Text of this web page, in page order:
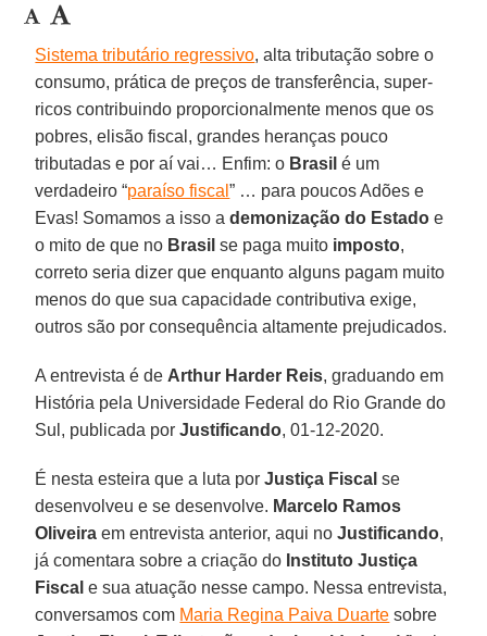
Sistema tributário regressivo, alta tributação sobre o
consumo, prática de preços de transferência, super-
ricos contribuindo proporcionalmente menos que os
pobres, elisão fiscal, grandes heranças pouco
tributadas e por aí vai… Enfim: o Brasil é um
verdadeiro “paraíso fiscal” … para poucos Adões e
Evas! Somamos a isso ademonização do Estado e
o mito de que no Brasil se paga muito imposto,
correto seria dizer que enquanto alguns pagam muito
menos do que sua capacidade contributiva exige,
outros são por consequência altamente prejudicados.
A entrevista é de Arthur Harder Reis, graduando em
História pela Universidade Federal do Rio Grande do
Sul, publicada porJustificando, 01-12-2020.
É nesta esteira que a luta porJustiça Fiscal se
desenvolveu e se desenvolve. Marcelo Ramos
Oliveira em entrevista anterior, aqui noJustificando,
já comentara sobre a criação do Instituto Justiça
Fiscal e sua atuação nesse campo. Nessa entrevista,
conversamos com Maria Regina Paiva Duarte sobre